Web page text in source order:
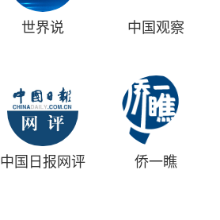
世界说 中国观察
中国日报网评 侨一瞧